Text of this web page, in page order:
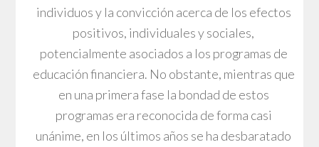
individuos y la convicción acerca de los efectos
positivos, individuales y sociales,
potencialmente asociados a los programas de
educación financiera. No obstante, mientras que
en una primera fase la bondad de estos
programas era reconocida de forma casi
unánime, en los últimos años se ha desbaratado